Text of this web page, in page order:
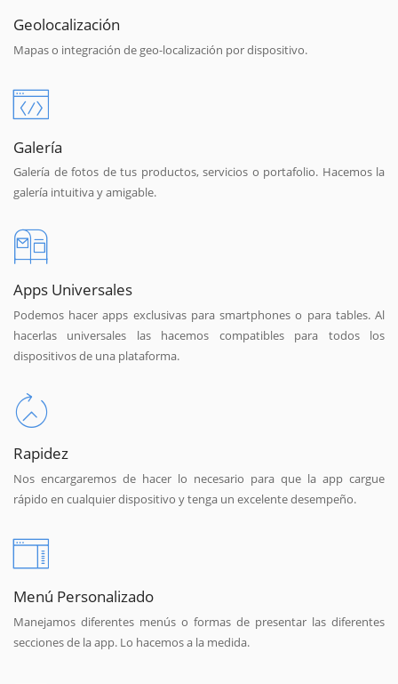
Geolocalización
Mapas o integración de geo-localización por dispositivo.
Galería
Galería de fotos de tus productos, servicios o portafolio. Hacemos la
galería intuitiva y amigable.
Apps Universales
Podemos hacer apps exclusivas para smartphones o para tables. Al
hacerlas universales las hacemos compatibles para todos los
dispositivos de una plataforma.
Rapidez
Nos encargaremos de hacer lo necesario para que la app cargue
rápido en cualquier dispositivo y tenga un excelente desempeño.
Menú Personalizado
Manejamos diferentes menús o formas de presentar las diferentes
secciones de la app. Lo hacemos a la medida.